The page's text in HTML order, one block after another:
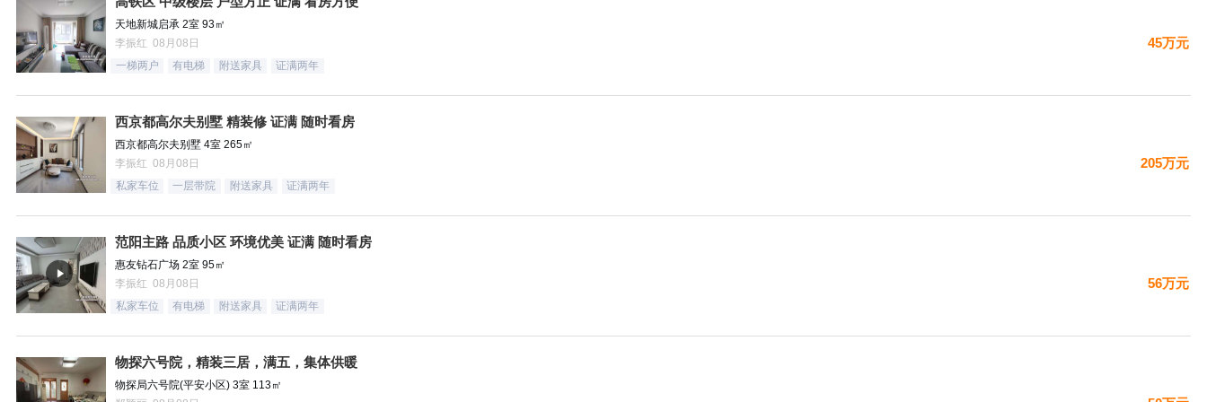
天地新城启承 2室 93㎡
李振红 08月08日
45万元
一梯两户 有电梯 附送家具 证满两年
西京都高尔夫别墅 精装修 证满 随时看房
西京都高尔夫别墅 4室 265㎡
李振红 08月08日
205万元
私家车位 一层带院 附送家具 证满两年
范阳主路 品质小区 环境优美 证满 随时看房
惠友钻石广场 2室 95㎡
李振红 08月08日
56万元
私家车位 有电梯 附送家具 证满两年
物探六号院，精装三居，满五，集体供暖
物探局六号院(平安小区) 3室 113㎡